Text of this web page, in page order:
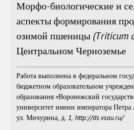
Морфо-биологические и
аспекты формирования
озимой пшеницы (Triticum
Центральном Черноземье
Работа выполнена в федеральном
бюджетном образовательном
образования «Воронежский
университет имени императора
ул. Мичурина, д. 1,http://ds.vsau.ru/